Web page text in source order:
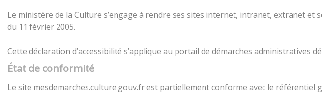
Le ministère de la Culture s’engage à rendre ses sites internet, intranet, extranet et
du 11 février 2005.
Cette déclaration d’accessibilité s’applique au portail de démarches administratives
État de conformité
Le site mesdemarches.culture.gouv.fr est partiellement conforme avec le référentiel